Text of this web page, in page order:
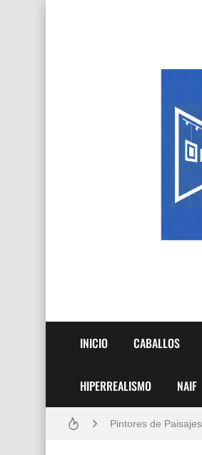
INICIO CABALLOS
HIPERREALISMO NAIF
Frutas y Flores
Pintores de